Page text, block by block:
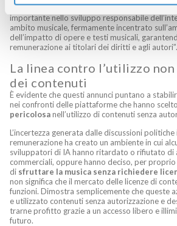
formatiutilizzando cataloghi autorizzati.
importante nello sviluppo responsabile
ambito musicale, fermamente incentrato
dell’impatto di opere e testi musicali,
remunerazione ai titolari dei diritti e agli autori”.
La linea contro l’utilizzo
dei contenuti
È evidente che questi annunci puntano a
nei confronti delle piattaforme che hanno
pericolosanell’utilizzo di contenuti senza
L’incertezza generata dalle discussioni
remunerazione ha creato un ambiente in cui
sviluppatori di IA hanno ritardato o rifiutato di
commerciali, oppure hanno deciso, per
di sfruttare la musica senza richiedere
non significa che il mercato delle licenze di
funzioni. Dimostra semplicemente che queste
e utilizzato contenuti senza autorizzazione e
trarne profitto grazie a un accesso libero e
futuro.